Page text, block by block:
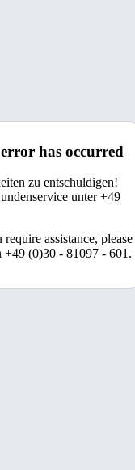
has occurred
zu entschuldigen!
unter +49
assistance, please
+49 (0)30 - 81097 - 601.